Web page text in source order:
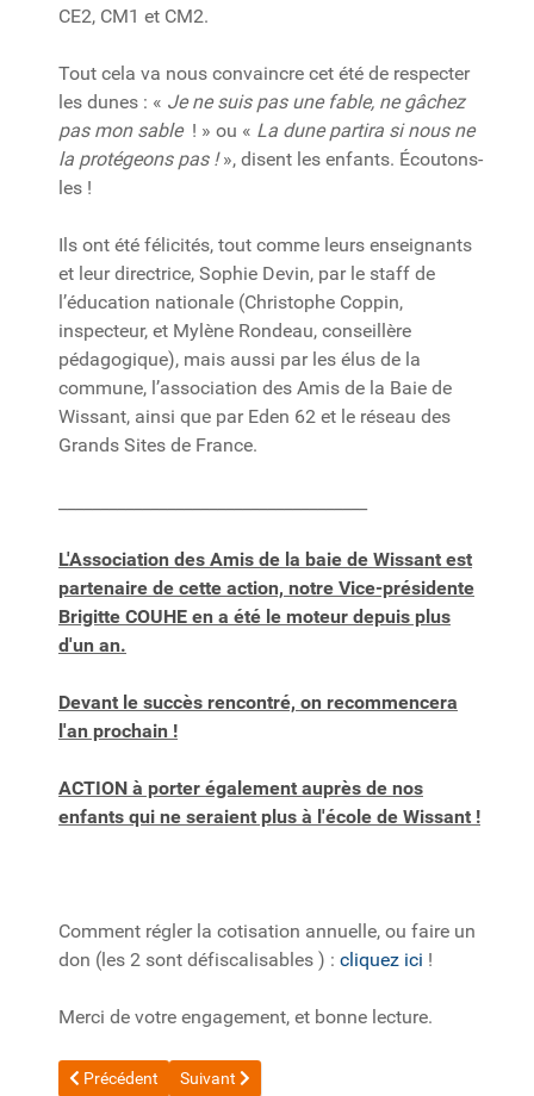
CE2, CM1 et CM2.
Tout cela va nous convaincre cet été de respecter
les dunes : « Je ne suis pas une fable, ne gâchez
pas mon sable ! » ou « La dune partira si nous ne
la protégeons pas !», disent les enfants. Écoutons-
les !
Ils ont été félicités, tout comme leurs enseignants
et leur directrice, Sophie Devin, par le staff de
l’éducation nationale (Christophe Coppin,
inspecteur, et Mylène Rondeau, conseillère
pédagogique), mais aussi par les élus de la
commune, l’association des Amis de la Baie de
Wissant, ainsi que par Eden 62 et le réseau des
Grands Sites de France.
L'Association des Amis de la baie de Wissant est
partenaire de cette action, notre Vice-présidente
Brigitte COUHE en a été le moteur depuis plus
d'un an.
Devant le succès rencontré, on recommencera
l'an prochain !
ACTION à porter également auprès de nos
enfants qui ne seraient plus à l'école de Wissant !
Comment régler la cotisation annuelle, ou faire un
don (les 2 sont défiscalisables ) : cliquez ici !
Merci de votre engagement, et bonne lecture.
Article précédent : 20230104_Lettre N°103_Voeux 2023
Précédent Article suivant : 20220727_Sabordage de
Suivant